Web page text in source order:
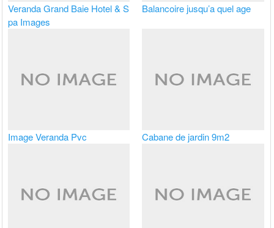
Veranda Grand Baie Hotel & S
pa Images
Balancoire jusqu’a quel age
Image Veranda Pvc Cabane de jardin 9m2